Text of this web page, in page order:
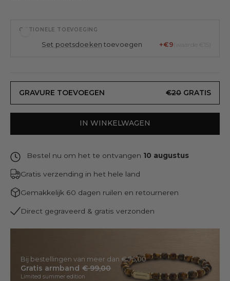
OPTIONELE TOEVOEGING
Set poetsdoeken toevoegen +€9 (waarde €15)
GRAVURE TOEVOEGEN €20 GRATIS
IN WINKELWAGEN
Bestel nu om het te ontvangen 10 augustus
Gratis verzending in het hele land
Gemakkelijk 60 dagen ruilen en retourneren
Direct gegraveerd & gratis verzonden
Bij bestellingen van meer dan € 75,00
Gratis armband € 99,00
Limited summer edition